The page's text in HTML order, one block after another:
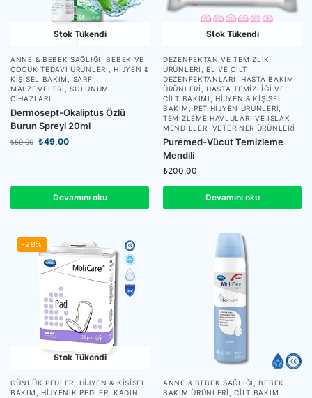
Stok Tükendi
ANNE & BEBEK SAĞLIĞI
BEBEK VE
ÇOCUK TEDAVI ÜRÜNLERI
HIJYEN &
KIŞISEL BAKIM
SARF
MALZEMELERI
,SOLUNUM
CIHAZLARI
Dermosept-Okaliptus Özlü
Burun Spreyi 20ml
₺59,00 ₺49,00
Devamını oku
Stok Tükendi
DEZENFEKTAN VE TEMIZLIK
ÜRÜNLERI
EL VE CILT
DEZENFEKTANLARI
HASTA BAKIM
ÜRÜNLERI
HASTA TEMIZLIĞI VE
CILT BAKIMI
HIJYEN & KIŞISEL
BAKIM
PET HIJYEN ÜRÜNLERI
TEMIZLEME HAVLULARI VE ISLAK
MENDILLER
VETERINER ÜRÜNLERI
Puremed-Vücut Temizleme
Mendili
₺200,00
Devamını oku
-28%
Stok Tükendi
GÜNLÜK PEDLER
HIJYEN & KIŞISEL
BAKIM
HIJYENIK PEDLER
KADIN
ANNE & BEBEK SAĞLIĞI
BEBEK
BAKIM ÜRÜNLERI
,CILT BAKIM